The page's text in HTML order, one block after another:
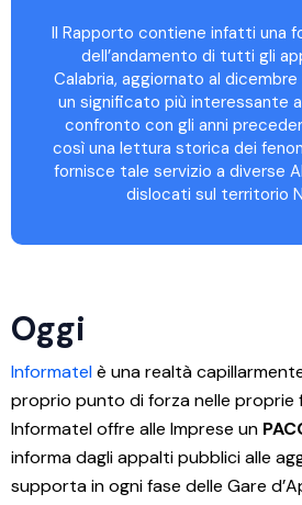
Il Rapporto contiene infatti una
dell’andamento di tutti gli
Calabria, aggiornato al
un significato più interessante
confronto con gli anni
così una lettura storica dei
fornisce tale servizio a diverse
dislocati sul territorio
Oggi
Informatelè una realtà
proprio punto di forza nelle proprie
Informatel offre alle Imprese un
informa dagli appalti pubblici alle
supporta in ogni fase delle Gare